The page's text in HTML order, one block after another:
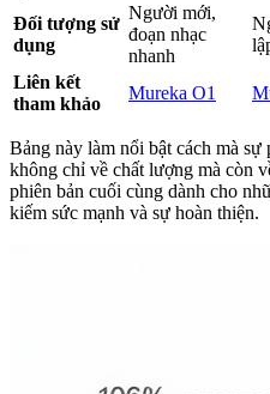
Đối tượng sử
dụng
Người mới,
đoạn nhạc
nhanh
Liên kết
tham khảo
Mureka O1
Bảng này làm nổi bật cách mà
không chỉ về chất lượng mà còn
phiên bản cuối cùng dành cho
kiếm sức mạnh và sự hoàn thiện.